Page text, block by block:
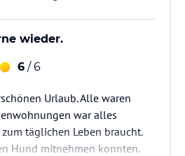
wieder.
6 / 6
Urlaub. Alle waren
war alles
täglichen Leben braucht.
Hund mitnehmen konnten.